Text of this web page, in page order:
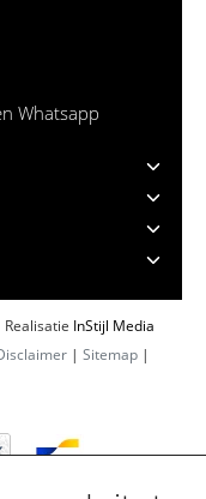
Whatsapp
InStijl Media
| Sitemap |